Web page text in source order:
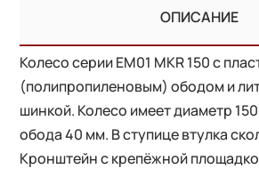
ОПИСАНИЕ
Колесо серии EM01 MKR 150 c
(полипропиленовым) ободом и
шинкой. Колесо имеет диаметр
обода 40 мм. В ступице втулка
Кронштейн с крепёжной